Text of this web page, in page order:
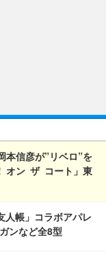
本信彦が”リベロ”を
オン ザ コート」東
人帳」コラボアパレ
ンなど全8型